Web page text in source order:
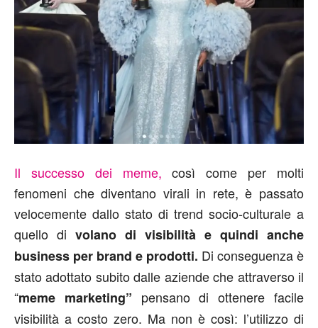
Il successo dei meme, così come per molti
fenomeni che diventano virali in rete, è passato
velocemente dallo stato di trend socio-culturale a
quello di volano di visibilità e quindi anche
business per brand e prodotti. Di conseguenza è
stato adottato subito dalle aziende che attraverso il
“meme marketing” pensano di ottenere facile
visibilità a costo zero. Ma non è così: l’utilizzo di